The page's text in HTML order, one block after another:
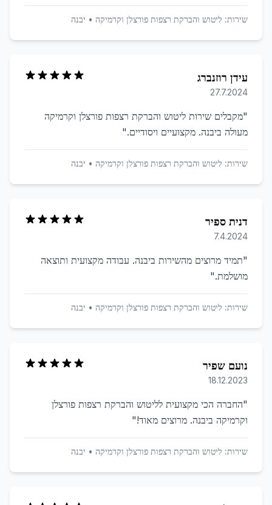
שירות: ליטוש והברקת רצפות פורצלן וקרמיקה • יבנה
עידן רוזנברג
27.7.2024
"מקבלים שירות ליטוש והברקת רצפות פורצלן וקרמיקה
מעולה ביבנה. מקצועיים ויסודיים."
שירות: ליטוש והברקת רצפות פורצלן וקרמיקה • יבנה
דנית ספיר
7.4.2024
"תמיד מרוצים מהשירות ביבנה. עבודה מקצועית ותוצאה
מושלמת."
שירות: ליטוש והברקת רצפות פורצלן וקרמיקה • יבנה
נועם שפיר
18.12.2023
"החברה הכי מקצועית לליטוש והברקת רצפות פורצלן
וקרמיקה ביבנה. מרוצים מאוד!"
שירות: ליטוש והברקת רצפות פורצלן וקרמיקה • יבנה